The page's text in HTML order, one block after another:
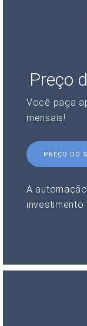
Preço
Você paga
mensais!
PREÇO DO
A